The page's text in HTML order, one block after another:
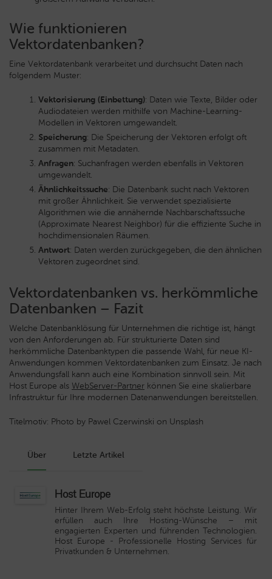
Wie funktionieren
Vektordatenbanken?
Eine Vektordatenbank verarbeitet und durchsucht Daten nach
folgendem Muster:
Vektorisierung (Einbettung): Daten wie Texte, Bilder oder
Audiodateien werden mithilfe von Machine-Learning-
Modellen in Vektoren umgewandelt.
Speicherung: Die Speicherung der Vektoren erfolgt oft
zusammen mit Metadaten.
Anfragen: Suchanfragen werden ebenfalls in Vektoren
umgewandelt.
Ähnlichkeitssuche: Die Datenbank sucht nach Vektoren
mit großer Ähnlichkeit. Sie verwendet spezialisierte
Algorithmen wie die annähernde Nachbarschaftssuche
(Approximate Nearest Neighbor) für die effiziente Suche in
hochdimensionalen Räumen.
Antwort: Daten werden zurückgegeben, die den ähnlichen
Vektoren zugeordnet sind.
Vektordatenbanken vs. herkömmliche
Datenbanken – Fazit
Welche Datenbanklösung für Unternehmen die richtige ist, hängt
von den Anforderungen ab. Für strukturierte Daten sind
herkömmliche Datenbanktypen die passende Wahl, für neue KI-
Anwendungen kommen Vektordatenbanken zum Einsatz. Je nach
Anwendungsfall kann auch eine Kombination sinnvoll sein. Mit
Host Europe als WebServer-Partner können Sie eine skalierbare
Infrastruktur für Ihre modernen Datenanwendungen bereitstellen.
Titelmotiv: Photo by Pawel Czerwinski on Unsplash
Über Letzte Artikel
Host Europe
Hinter Ihrem Web-Erfolg steht höchste Leistung. Wir
erfüllen auch Ihre Hosting-Wünsche – mit
engagierten Experten und führenden Technologien.
Host Europe - Professionelle Hosting Services für
Privatkunden & Unternehmen.